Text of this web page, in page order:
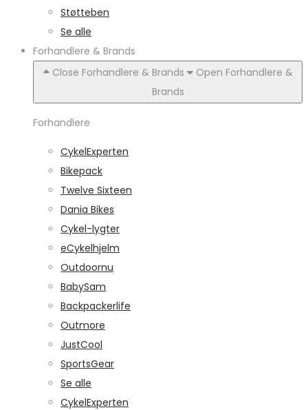
Støtteben
Se alle
Forhandlere & Brands
Close Forhandlere & Brands
Open Forhandlere &
Brands
Forhandlere
CykelExperten
Bikepack
Twelve Sixteen
Dania Bikes
Cykel-lygter
eCykelhjelm
Outdoornu
BabySam
Backpackerlife
Outmore
JustCool
SportsGear
Se alle
CykelExperten